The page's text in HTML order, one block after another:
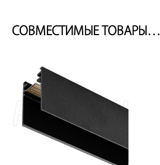
СОВМЕСТИМЫЕ ТОВАРЫ…